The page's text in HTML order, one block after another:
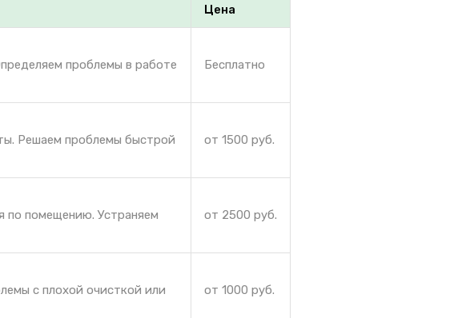
Цена
проблемы в работе
Бесплатно
Решаем проблемы быстрой
от 1500 руб.
по помещению. Устраняем
от 2500 руб.
с плохой очисткой или
от 1000 руб.